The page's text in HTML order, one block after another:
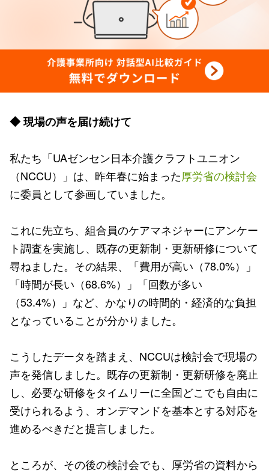
◆ 現場の声を届け続けて
私たち「UAゼンセン日本介護クラフトユニオン
（NCCU）」は、昨年春に始まった厚労省の検討会
に委員として参画していました。
これに先立ち、組合員のケアマネジャーにアンケー
ト調査を実施し、既存の更新制・更新研修について
尋ねました。その結果、「費用が高い（78.0%）」
「時間が長い（68.6%）」「回数が多い
（53.4%）」など、かなりの時間的・経済的な負担
となっていることが分かりました。
こうしたデータを踏まえ、NCCUは検討会で現場の
声を発信しました。既存の更新制・更新研修を廃止
し、必要な研修をタイムリーに全国どこでも自由に
受けられるよう、オンデマンドを基本とする対応を
進めるべきだと提言しました。
ところが、その後の検討会でも、厚労省の資料から